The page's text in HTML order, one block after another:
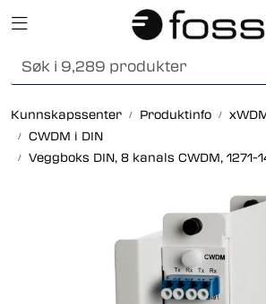
Skip to main content
Toggle navigation
Kunnskapssenter Produktinfo
CWDM i DIN
Veggboks DIN, 8 kanals CWDM, 1271-
Fiberoptikk
Strukturert kabling
Kunnskapssenter